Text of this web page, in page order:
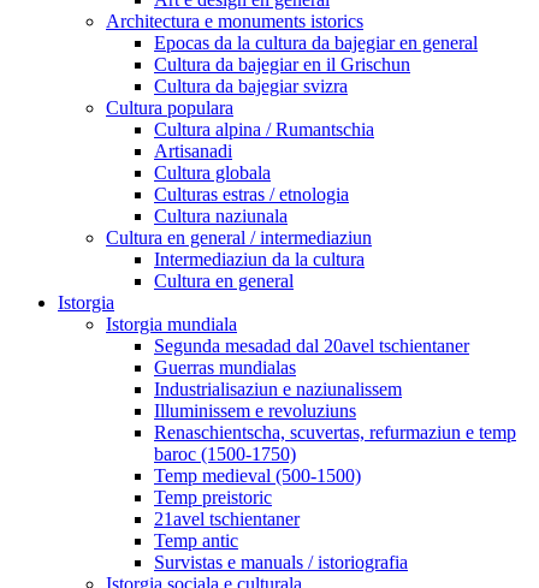
Architectura e monuments istorics
Epocas da la cultura da bajegiar en general
Cultura da bajegiar en il Grischun
Cultura da bajegiar svizra
Cultura populara
Cultura alpina / Rumantschia
Artisanadi
Cultura globala
Culturas estras / etnologia
Cultura naziunala
Cultura en general / intermediaziun
Intermediaziun da la cultura
Cultura en general
Istorgia
Istorgia mundiala
Segunda mesadad dal 20avel tschientaner
Guerras mundialas
Industrialisaziun e naziunalissem
Illuminissem e revoluziuns
Renaschientscha, scuvertas, refurmaziun e temp
baroc (1500-1750)
Temp medieval (500-1500)
Temp preistoric
21avel tschientaner
Temp antic
Survistas e manuals / istoriografia
Istorgia sociala e culturala